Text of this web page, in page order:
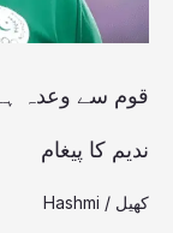
قوم سے وعدہ
ندیم کا پیغام
کھیل /
Hashmi
کم
بیک
،ارشد